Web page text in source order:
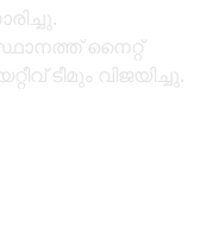
നൈറ്റ്
ടീമും വിജയിച്ചു.